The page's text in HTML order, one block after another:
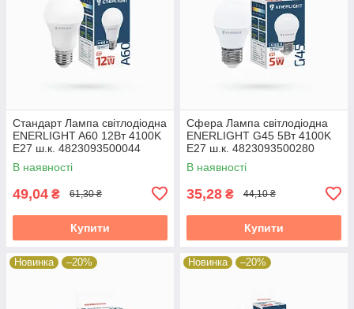
Стандарт Лампа світлодіодна
ENERLIGHT A60 12Вт 4100K
E27 ш.к. 4823093500044
В наявності
49,04 ₴ 61,30 ₴
Купити
Сфера Лампа світлодіодна
ENERLIGHT G45 5Вт 4100K
E27 ш.к. 4823093500280
19824
В наявності
35,28 ₴ 44,10 ₴
Купити
Новинка –20% Новинка –20%